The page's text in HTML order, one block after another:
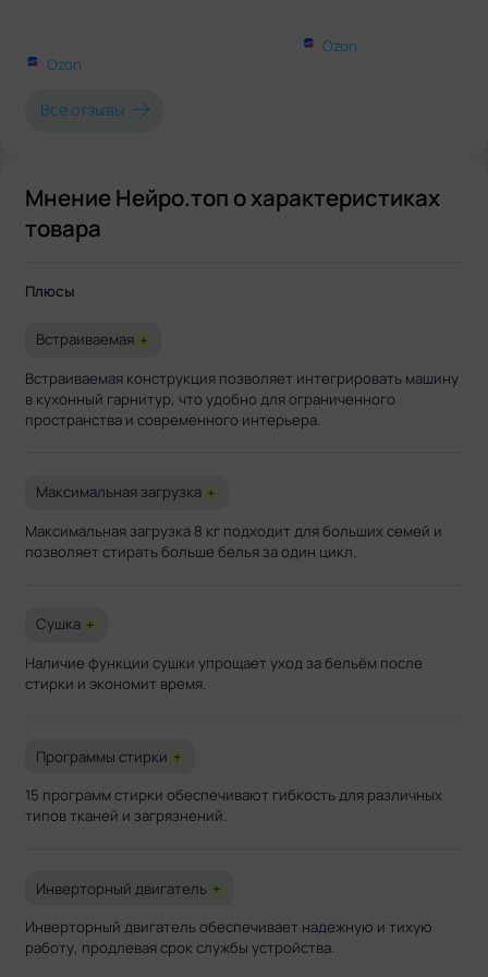
Ozon
Ozon
Все отзывы
Мнение Нейро.топ о характеристиках
товара
Плюсы
Встраиваемая +
Встраиваемая конструкция позволяет интегрировать машину
в кухонный гарнитур, что удобно для ограниченного
пространства и современного интерьера.
Максимальная загрузка +
Максимальная загрузка 8 кг подходит для больших семей и
позволяет стирать больше белья за один цикл.
Сушка +
Наличие функции сушки упрощает уход за бельём после
стирки и экономит время.
Программы стирки +
15 программ стирки обеспечивают гибкость для различных
типов тканей и загрязнений.
Инверторный двигатель +
Инверторный двигатель обеспечивает надежную и тихую
работу, продлевая срок службы устройства.